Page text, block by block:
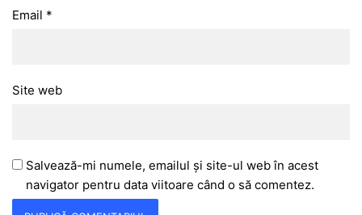
Email *
Site web
Salvează-mi numele, emailul și site-ul web în acest
navigator pentru data viitoare când o să comentez.